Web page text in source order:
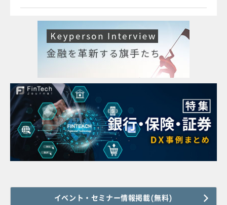
イベント・セミナー情報掲載(無料)